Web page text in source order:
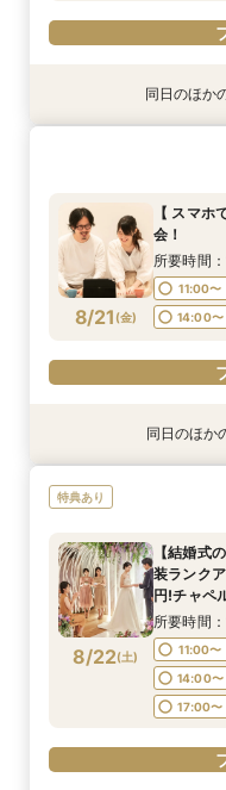
8/20(木)
【挙式＋
14:00〜
8/20(木)
11:00〜
8/20(木)
【結婚式
BIGフェア
所要時間
14:00〜
17:00〜
8/20(木)
【和婚フ
14:00〜
同日のほか
8/21 (金)
【 スマ
会！
所要時間
11:00〜
14:00〜
8/21 (金)
【挙式＋
11:00〜
14:00〜
8/21 (金)
【期間限
11:00〜
14:00〜
8/21 (金)
11:00〜
14:00〜
8/21 (金)
【結婚式
BIGフェア
所要時間
11:00〜
14:00〜
17:00〜
8/21 (金)
【和婚フ
11:00〜
14:00〜
同日のほか
特典あり
8/22(土)
【結婚式
装ランク
円!チャペ
BIGフェア
所要時間
11:00〜
14:00〜
17:00〜